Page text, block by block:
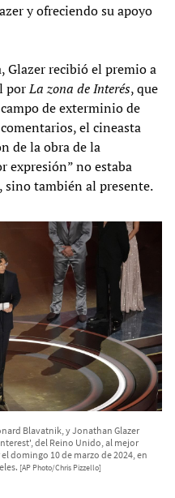
y ofreciendo su apoyo
Glazer recibió el premio a
porLa zona de Interés, que
de exterminio de
el cineasta
de la obra de la
expresión” no estaba
sino también al presente.
Blavatnik, y Jonathan Glazer
del Reino Unido, al mejor
domingo 10 de marzo de 2024, en
[AP Photo/Chris Pizzello]